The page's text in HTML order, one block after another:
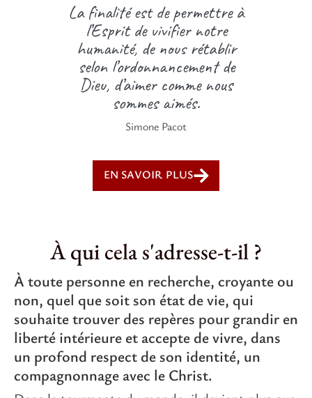
La finalité est de permettre à
l’Esprit de vivifier notre
humanité, de nous rétablir
selon l’ordonnancement de
Dieu, d’aimer comme nous
sommes aimés.
Simone Pacot
EN SAVOIR PLUS
À qui cela s'adresse-t-il ?
À toute personne en recherche, croyante ou
non, quel que soit son état de vie, qui
souhaite trouver des repères pour grandir en
liberté intérieure et accepte de vivre, dans
un profond respect de son identité, un
compagnonnage avec le Christ.